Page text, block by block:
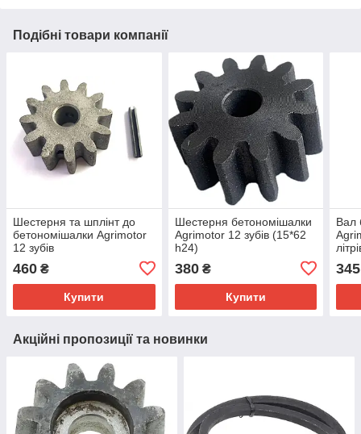
Подібні товари компанії
Шестерня та шплінт до
бетономішалки Agrimotor
12 зубів
460 ₴
Купити
Шестерня бетономішалки
Agrimotor 12 зубів (15*62
h24)
380₴
Купити
Вал
345
Акційні пропозиції та новинки